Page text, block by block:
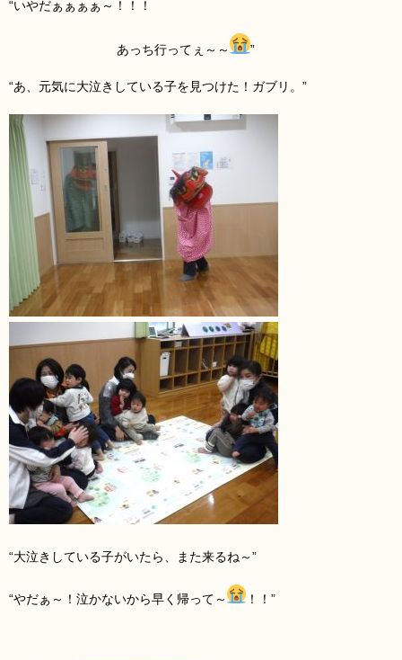
“いやだぁぁぁぁ～！！！
あっち行ってぇ～～ ”
“あ、元気に大泣きしている子を見つけた！ガブリ。”
“大泣きしている子がいたら、また来るね～”
“やだぁ～！泣かないから早く帰って～ ！！”